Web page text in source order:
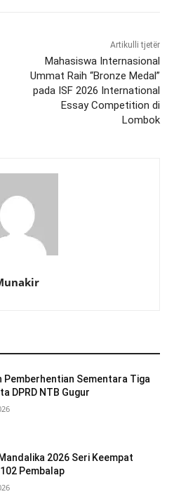
Artikulli tjetër
Mahasiswa Internasional
Ummat Raih “Bronze Medal”
pada ISF 2026 International
Essay Competition di
Lombok
Pemberhentian Sementara Tiga
DPRD NTB Gugur
2026 Seri Keempat
Pembalap